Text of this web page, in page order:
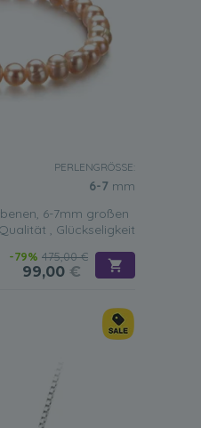
PERLENGRÖSSE:
6-7 mm
6-7mm großen
, Glückseligkeit
-79% 475,00 €
99,00 €